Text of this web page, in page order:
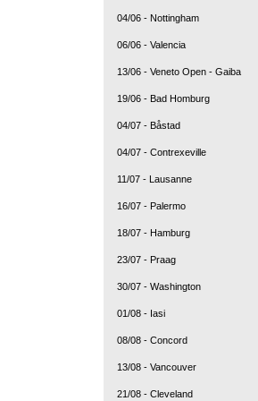
04/06 - Nottingham
06/06 - Valencia
13/06 - Veneto Open - Gaiba
19/06 - Bad Homburg
04/07 - Båstad
04/07 - Contrexeville
11/07 - Lausanne
16/07 - Palermo
18/07 - Hamburg
23/07 - Praag
30/07 - Washington
01/08 - Iasi
08/08 - Concord
13/08 - Vancouver
21/08 - Cleveland